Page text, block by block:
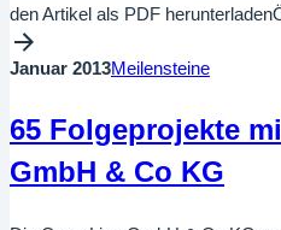
den Artikel als PDF
Januar 2013Meilensteine
65 Folgeprojekte
GmbH & Co KG